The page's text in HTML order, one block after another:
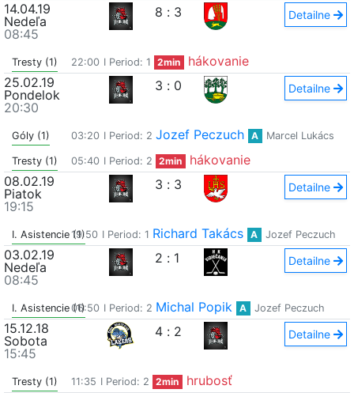
14.04.19
Nedeľa
08:45
8 : 3 Detailne
Tresty (1) 22:00 I Period: 1 2min
hákovanie
25.02.19
Pondelok
20:30
3 : 0 Detailne
Góly (1) 03:20 I Period: 2 Jozef Peczuch A Marcel Lukács
Tresty (1) 05:40 I Period: 2 2min
hákovanie
08.02.19
Piatok
19:15
3 : 3 Detailne
I. Asistencie (1)19:50 I Period: 1 Richard Takács A Jozef Peczuch
03.02.19
Nedeľa
08:45
2 : 1 Detailne
I. Asistencie (1)06:50 I Period: 2 Michal Popik A Jozef Peczuch
15.12.18
Sobota
15:45
4 : 2 Detailne
Tresty (1) 11:35 I Period: 2 2min
hrubosť